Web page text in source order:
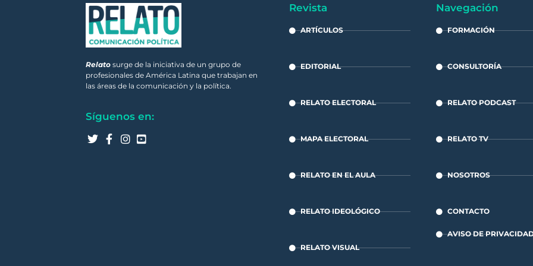
Relato surge de la iniciativa de un grupo de
profesionales de América Latina que trabajan en
las áreas de la comunicación y la política.
Síguenos en:
Revista
ARTÍCULOS
EDITORIAL
RELATO ELECTORAL
MAPA ELECTORAL
RELATO EN EL AULA
RELATO IDEOLÓGICO
RELATO VISUAL
Navegación
FORMACIÓN
CONSULTORÍA
RELATO PODCAST
RELATO TV
NOSOTROS
CONTACTO
AVISO DE